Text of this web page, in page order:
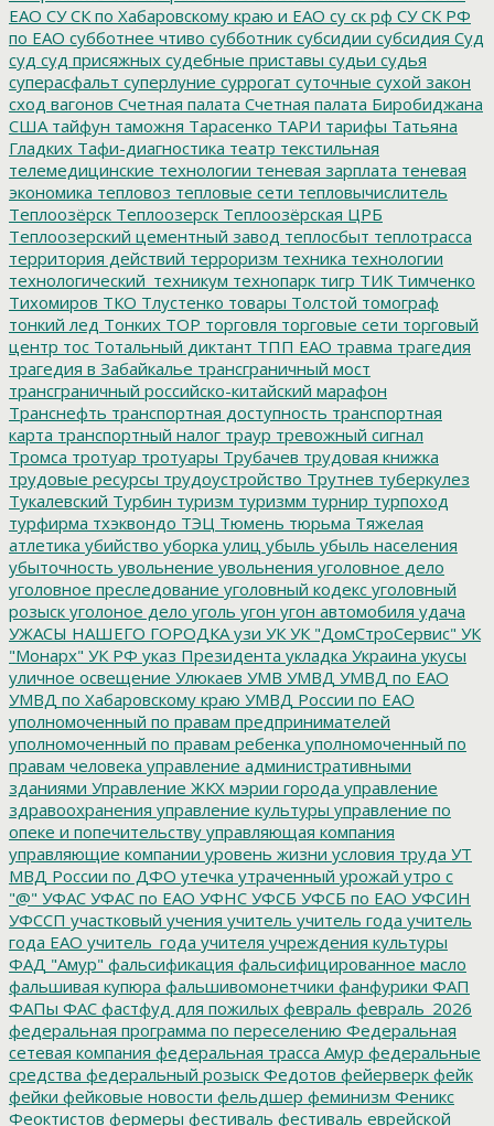
ЕАО СУ СК по Хабаровскому краю и ЕАО су ск рф СУ СК РФ
по ЕАО субботнее чтиво субботник субсидии субсидия Суд
суд суд присяжных судебные приставы судьи судья
суперасфальт суперлуние суррогат суточные сухой закон
сход вагонов Счетная палата Счетная палата Биробиджана
США тайфун таможня Тарасенко ТАРИ тарифы Татьяна
Гладких Тафи-диагностика театр текстильная
телемедицинские технологии теневая зарплата теневая
экономика тепловоз тепловые сети тепловычислитель
Теплоозёрск Теплоозерск Теплоозёрская ЦРБ
Теплоозерский цементный завод теплосбыт теплотрасса
территория действий терроризм техника технологии
технологический_техникум технопарк тигр ТИК Тимченко
Тихомиров ТКО Тлустенко товары Толстой томограф
тонкий лед Тонких ТОР торговля торговые сети торговый
центр тос Тотальный диктант ТПП ЕАО травма трагедия
трагедия в Забайкалье трансграничный мост
трансграничный российско-китайский марафон
Транснефть транспортная доступность транспортная
карта транспортный налог траур тревожный сигнал
Тромса тротуар тротуары Трубачев трудовая книжка
трудовые ресурсы трудоустройство Трутнев туберкулез
Тукалевский Турбин туризм туризмм турнир турпоход
турфирма тхэквондо ТЭЦ Тюмень тюрьма Тяжелая
атлетика убийство уборка улиц убыль убыль населения
убыточность увольнение увольнения уголовное дело
уголовное преследование уголовный кодекс уголовный
розыск уголоное дело уголь угон угон автомобиля удача
УЖАСЫ НАШЕГО ГОРОДКА узи УК УК "ДомСтроСервис" УК
"Монарх" УК РФ указ Президента укладка Украина укусы
уличное освещение Улюкаев УМВ УМВД УМВД по ЕАО
УМВД по Хабаровскому краю УМВД России по ЕАО
уполномоченный по правам предпринимателей
уполномоченный по правам ребенка уполномоченный по
правам человека управление административными
зданиями Управление ЖКХ мэрии города управление
здравоохранения управление культуры управление по
опеке и попечительству управляющая компания
управляющие компании уровень жизни условия труда УТ
МВД России по ДФО утечка утраченный урожай утро с
"@" УФАС УФАС по ЕАО УФНС УФСБ УФСБ по ЕАО УФСИН
УФССП участковый учения учитель учитель года учитель
года ЕАО учитель_года учителя учреждения культуры
ФАД "Амур" фальсификация фальсифицированное масло
фальшивая купюра фальшивомонетчики фанфурики ФАП
ФАПы ФАС фастфуд для пожилых февраль февраль_2026
федеральная программа по переселению Федеральная
сетевая компания федеральная трасса Амур федеральные
средства федеральный розыск Федотов фейерверк фейк
фейки фейковые новости фельдшер феминизм Феникс
Феоктистов фермеры фестиваль фестиваль еврейской